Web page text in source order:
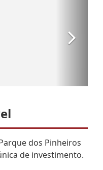
dos Pinheiros
de investimento.